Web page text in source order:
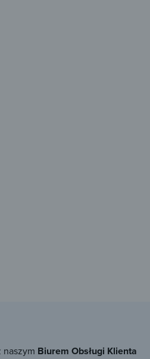
Biurem Obsługi Klienta